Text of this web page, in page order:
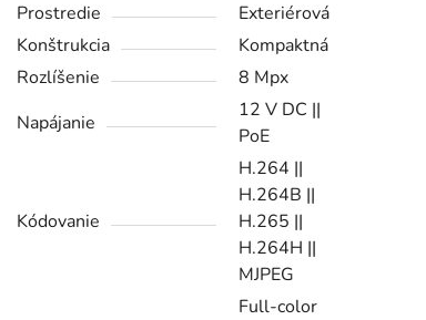
Prostredie
Exteriérová
Konštrukcia
Kompaktná
Rozlíšenie
8 Mpx
Napájanie
12 V DC ||
PoE
Kódovanie
H.264 ||
H.264B ||
H.265 ||
H.264H ||
MJPEG
Full-color